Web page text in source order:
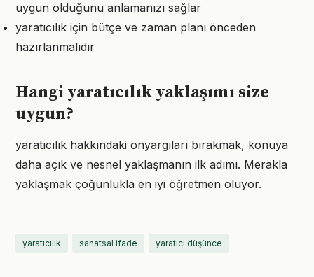
uygun olduğunu anlamanızı sağlar
yaratıcılık için bütçe ve zaman planı önceden
hazırlanmalıdır
Hangi yaratıcılık yaklaşımı size
uygun?
yaratıcılık hakkındaki önyargıları bırakmak, konuya
daha açık ve nesnel yaklaşmanın ilk adımı. Merakla
yaklaşmak çoğunlukla en iyi öğretmen oluyor.
yaratıcılık sanatsal ifade yaratıcı düşünce